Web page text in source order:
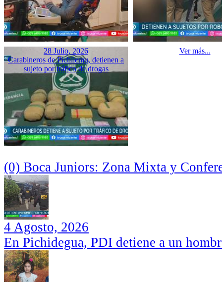
28 Julio, 2026
Carabineros de Pichilemu, detienen a
sujeto por tráfico de drogas
Ver más...
(0) Boca Juniors: Zona Mixta y
4 Agosto, 2026
En Pichidegua, PDI detiene a un